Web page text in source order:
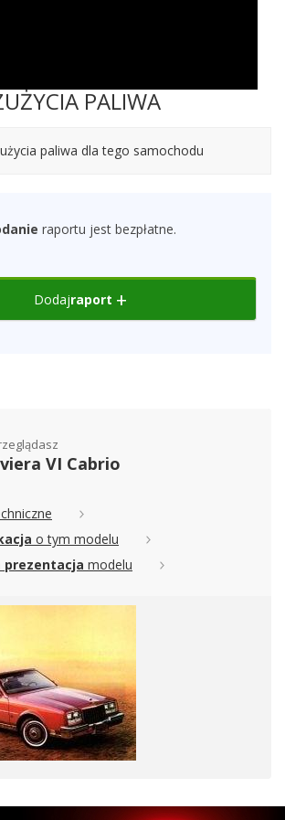
PALIWA
paliwa dla tego samochodu
raportu jest bezpłatne.
Dodajraport
VI Cabrio
o tym modelu
prezentacja modelu